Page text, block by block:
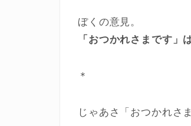
ぼくの意見。
「おつかれさまです」
＊
じゃあさ「おつかれさ